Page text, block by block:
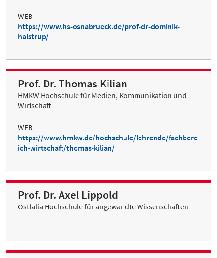
WEB
https://www.hs-osnabrueck.de/prof-dr-dominik-
halstrup/
Prof. Dr. Thomas Kilian
HMKW Hochschule für Medien, Kommunikation und
Wirtschaft
WEB
https://www.hmkw.de/hochschule/lehrende/fachbere
ich-wirtschaft/thomas-kilian/
Prof. Dr. Axel Lippold
Ostfalia Hochschule für angewandte Wissenschaften